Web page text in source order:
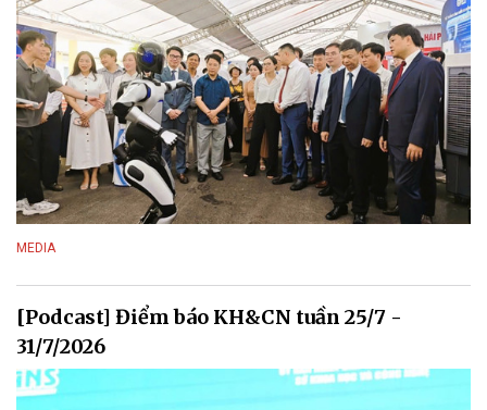
MEDIA
[Podcast] Điểm báo KH&CN tuần 25/7 -
31/7/2026